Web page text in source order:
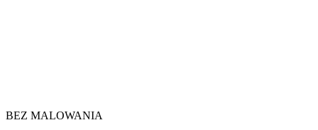
BEZ MALOWANIA